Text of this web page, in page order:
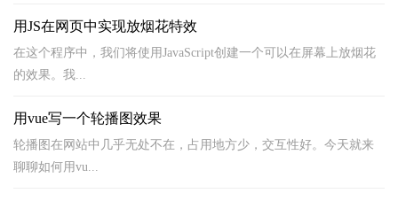
用JS在网页中实现放烟花特效
在这个程序中，我们将使用JavaScript创建一个可以在屏幕上放烟花
的效果。我...
用vue写一个轮播图效果
轮播图在网站中几乎无处不在，占用地方少，交互性好。今天就来
聊聊如何用vu...